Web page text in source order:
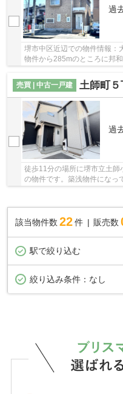
過
堺市中区近辺での物件情報：
物件から285mのところに邦
売買 | 中古一戸建
土師町
過
徒歩11分の場所に堺市立土師
の物件です。築浅物件になっ
もおすすめです。こちらの物
該当物件数 22件 販売数
駅で絞り込む
絞り込み条件： なし